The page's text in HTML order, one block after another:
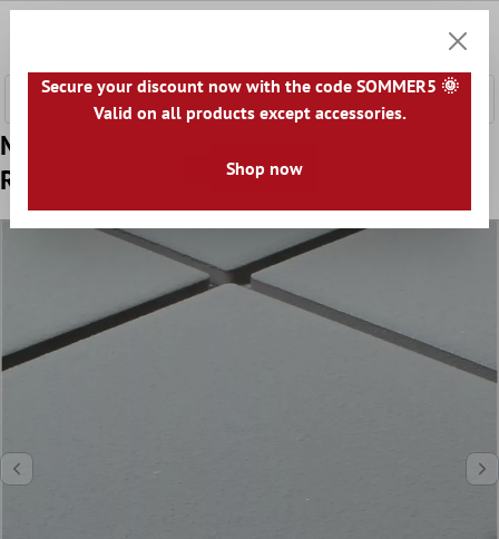
Model din Mozaic Ceramic Gresie Gri Piatra
Rezistență La Alunecare
Secure your discount now with the code SOMMER5 🌞
Valid on all products except accessories.
Shop now